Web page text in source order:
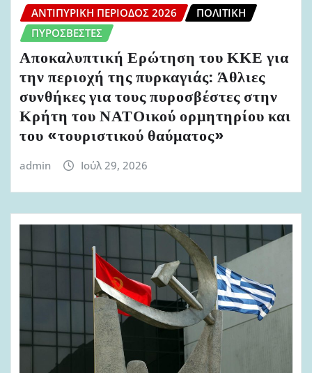
ΑΝΤΙΠΥΡΙΚΉ ΠΕΡΊΟΔΟΣ 2026
ΠΟΛΙΤΙΚΉ
ΠΥΡΟΣΒΈΣΤΕΣ
Αποκαλυπτική Ερώτηση του ΚΚΕ για
την περιοχή της πυρκαγιάς: Άθλιες
συνθήκες για τους πυροσβέστες στην
Κρήτη του ΝΑΤΟικού ορμητηρίου και
του «τουριστικού θαύματος»
admin Ιούλ 29, 2026